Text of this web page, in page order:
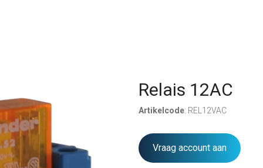
Relais 12AC
Artikelcode: REL12VAC
Vraag account aan